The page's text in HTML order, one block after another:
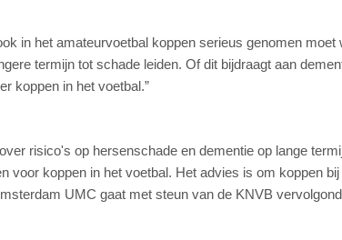
in het amateurvoetbal koppen serieus genomen moet
termijn tot schade leiden. Of dit bijdraagt aan
koppen in het voetbal.”
risico's op hersenschade en dementie op lange
voor koppen in het voetbal. Het advies is om koppen
UMC gaat met steun van de KNVB